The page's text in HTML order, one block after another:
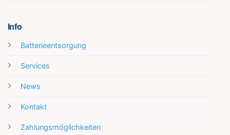
Info
Batterieentsorgung
Services
News
Kontakt
Zahlungsmöglichkeiten